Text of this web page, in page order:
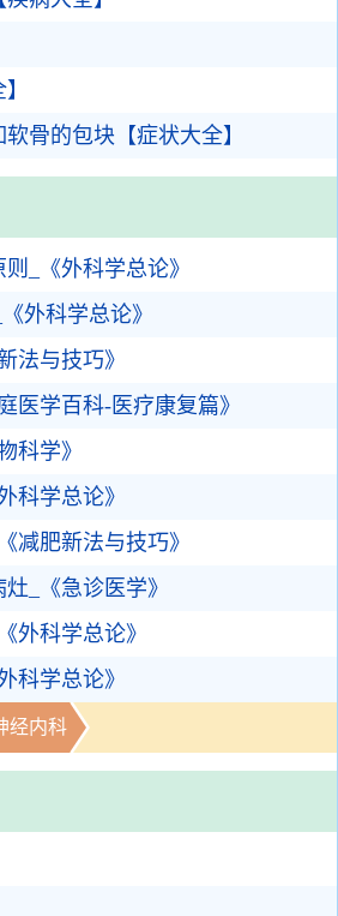
骨的包块【症状大全】
_《外科学总论》
外科学总论》
法与技巧》
医学百科-医疗康复篇》
科学》
科学总论》
减肥新法与技巧》
_《急诊医学》
外科学总论》
科学总论》
经内科